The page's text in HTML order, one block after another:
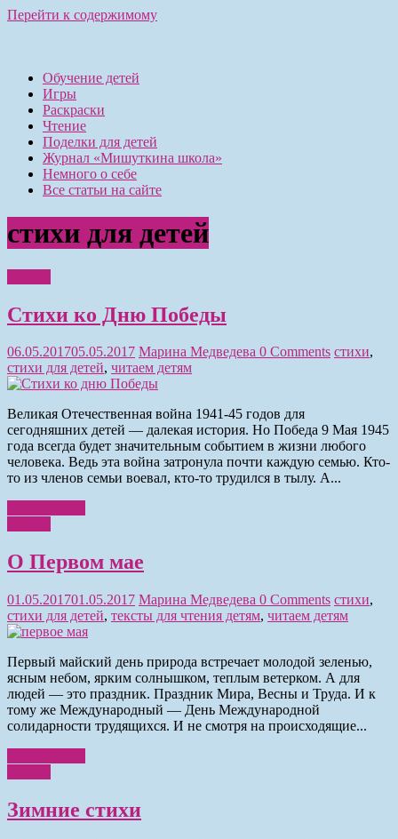
Перейти к содержимому
Обучение детей
Игры
Раскраски
Чтение
Поделки для детей
Журнал «Мишуткина школа»
Немного о себе
Все статьи на сайте
стихи для детей
Стихи ко Дню Победы
06.05.201705.05.2017 Марина Медведева 0 Comments стихи,
стихи для детей, читаем детям
Великая Отечественная война 1941-45 годов для
сегодняшних детей — далекая история. Но Победа 9 Мая 1945
года всегда будет значительным событием в жизни любого
человека. Ведь эта война затронула почти каждую семью. Кто-
то из членов семьи воевал, кто-то трудился в тылу. А...
О Первом мае
01.05.201701.05.2017 Марина Медведева 0 Comments стихи,
стихи для детей, тексты для чтения детям, читаем детям
Первый майский день природа встречает молодой зеленью,
ясным небом, ярким солнышком, теплым ветерком. А для
людей — это праздник. Праздник Мира, Весны и Труда. И к
тому же Международный — День Международной
солидарности трудящихся. И не смотря на происходящие...
Зимние стихи